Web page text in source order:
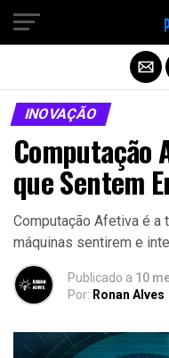
INOVAÇÃO
Computação
que Sentem
Computação Afetiva é a
máquinas sentirem e
Publicado a 10
Por: Ronan Alves
Sair